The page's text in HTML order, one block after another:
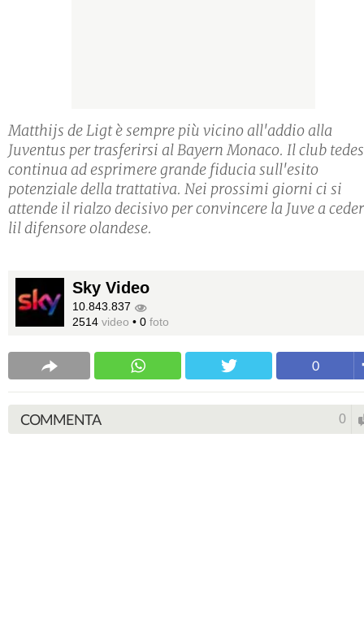
Matthijs de Ligt è sempre più vicino all'addio alla
Juventus per trasferirsi al Bayern Monaco. Il club
continua ad esprimere grande fiducia sull'esito
potenziale della trattativa. Nei prossimi giorni ci si
attende il rialzo decisivo per convincere la Juve a
lil difensore olandese.
Sky Video
10.843.837
2514 video • 0 foto
0
COMMENTA 0